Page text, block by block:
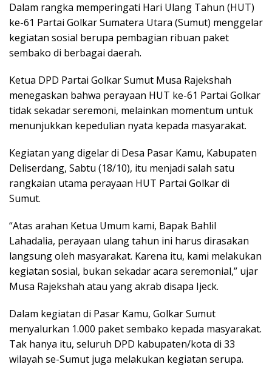
Dalam rangka memperingati Hari Ulang Tahun (HUT)
ke-61 Partai Golkar Sumatera Utara (Sumut) menggelar
kegiatan sosial berupa pembagian ribuan paket
sembako di berbagai daerah.
Ketua DPD Partai Golkar Sumut Musa Rajekshah
menegaskan bahwa perayaan HUT ke-61 Partai Golkar
tidak sekadar seremoni, melainkan momentum untuk
menunjukkan kepedulian nyata kepada masyarakat.
Kegiatan yang digelar di Desa Pasar Kamu, Kabupaten
Deliserdang, Sabtu (18/10), itu menjadi salah satu
rangkaian utama perayaan HUT Partai Golkar di
Sumut.
“Atas arahan Ketua Umum kami, Bapak Bahlil
Lahadalia, perayaan ulang tahun ini harus dirasakan
langsung oleh masyarakat. Karena itu, kami melakukan
kegiatan sosial, bukan sekadar acara seremonial,” ujar
Musa Rajekshah atau yang akrab disapa Ijeck.
Dalam kegiatan di Pasar Kamu, Golkar Sumut
menyalurkan 1.000 paket sembako kepada masyarakat.
Tak hanya itu, seluruh DPD kabupaten/kota di 33
wilayah se-Sumut juga melakukan kegiatan serupa.